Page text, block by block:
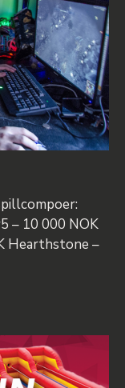
– 10 000 NOK
Hearthstone –